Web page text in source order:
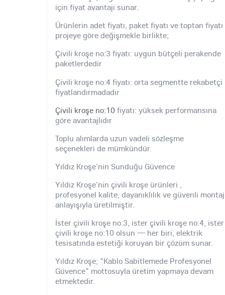
için fiyat avantajı sunar.
Ürünlerin adet fiyatı, paket fiyatı ve toptan fiyatı
projeye göre değişmekle birlikte;
Çivili kroşe no:3 fiyatı: uygun bütçeli perakende
paketlerdedir
Çivili kroşe no:4 fiyatı: orta segmentte rekabetçi
fiyatlandırmadadır
Çivili kroşe no:10 fiyatı: yüksek performansına
göre avantajlıdır
Toplu alımlarda uzun vadeli sözleşme
seçenekleri de mümkündür.
Yıldız Kroşe'nin Sunduğu Güvence
Yıldız Kroşe'nin çivili kroşe ürünleri ,
profesyonel kalite, dayanıklılık ve güvenli montaj
anlayışıyla üretilmiştir.
İster çivili kroşe no:3, ister çivili kroşe no:4, ister
çivili kroşe no:10 olsun — her biri, elektrik
tesisatında estetiği koruyan bir çözüm sunar.
Yıldız Kroşe; "Kablo Sabitlemede Profesyonel
Güvence" mottosuyla üretim yapmaya devam
etmektedir.